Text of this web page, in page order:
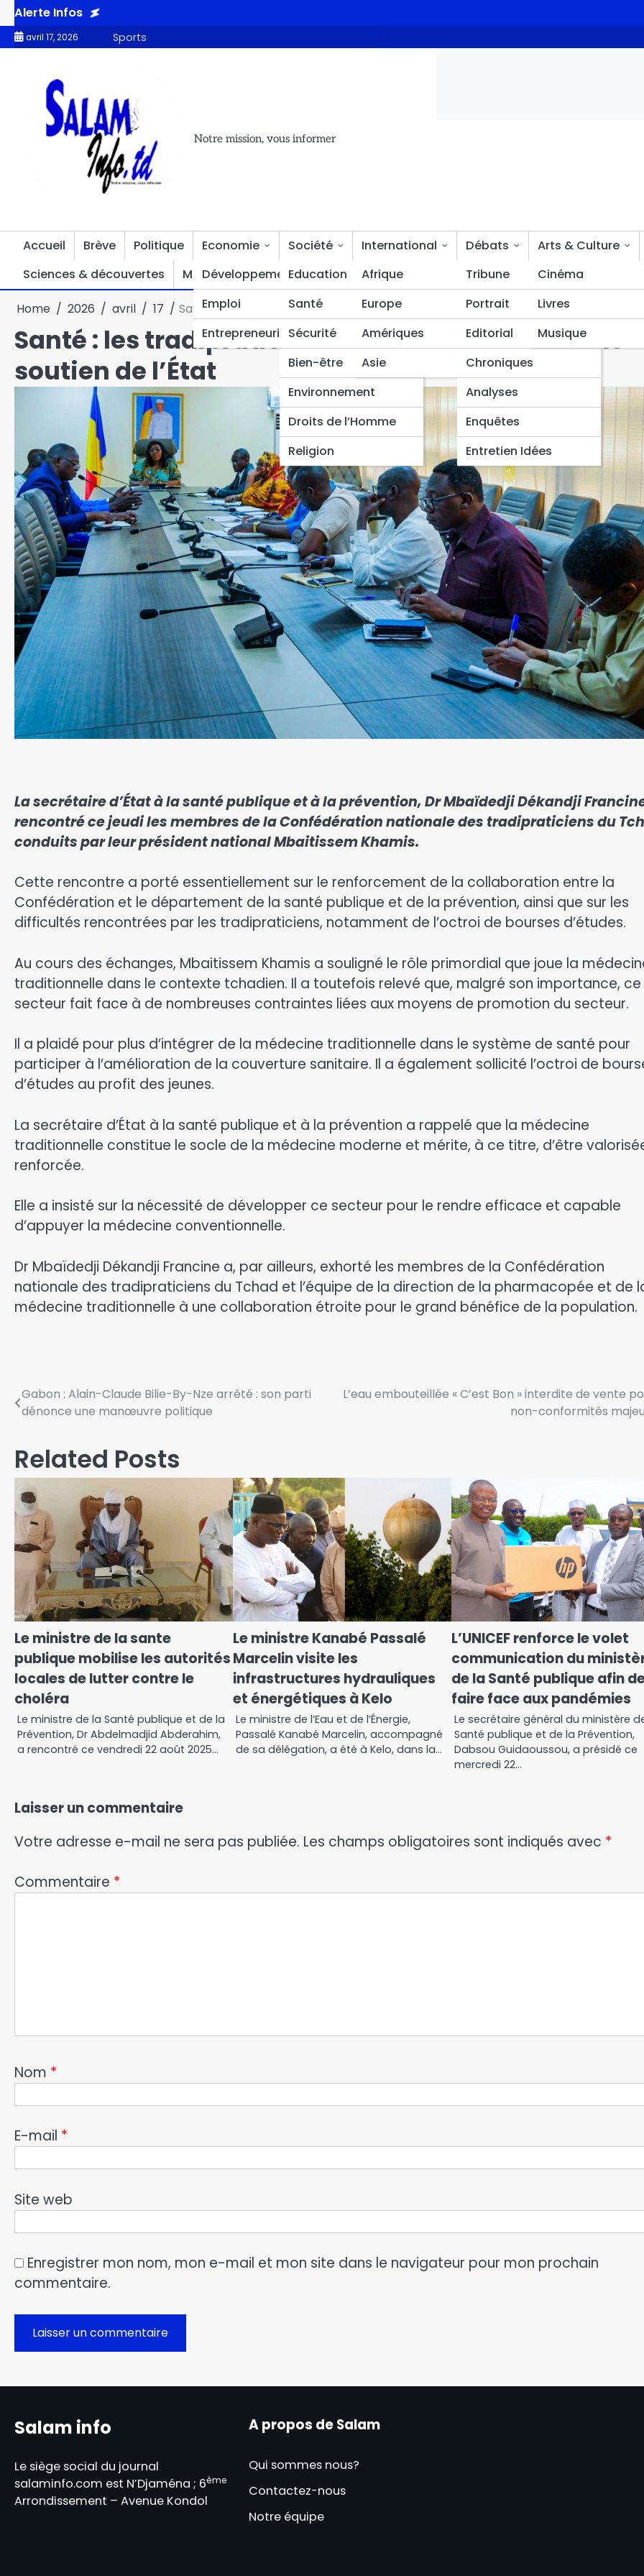
Alerte Infos
Sahel adopté par les députés
avril 17, 2026 Sports
Notre mission, vous informer
Accueil Brève Politique
Economie
Développement
Emploi
Entrepreneuriat
Société
Education
Santé
Sécurité
Bien-être
Environnement
Droits de l’Homme
Religion
International
Afrique
Europe
Amériques
Asie
Débats
Tribune
Portrait
Editorial
Chroniques
Analyses
Enquêtes
Entretien Idées
Arts & Culture
Cinéma
Livres
Musique
Sciences & découvertes
Multimédia Divers Bien-être
Home 2026 avril 17 Santé : les tradipraticiens tchadiens sollicitent le soutien de l’État
Santé : les tradipraticiens tchadiens sollicitent le
soutien de l’État
La secrétaire d’État à la santé publique et à la prévention, Dr Mbaïdedji Dékandji
rencontré ce jeudi les membres de la Confédération nationale des tradipraticiens du
conduits par leur président national Mbaitissem Khamis.
Cette rencontre a porté essentiellement sur le renforcement de la collaboration entre la
Confédération et le département de la santé publique et de la prévention, ainsi que sur les
difficultés rencontrées par les tradipraticiens, notamment de l’octroi de bourses d’études.
Au cours des échanges, Mbaitissem Khamis a souligné le rôle primordial que joue la
traditionnelle dans le contexte tchadien. Il a toutefois relevé que, malgré son importance, ce
secteur fait face à de nombreuses contraintes liées aux moyens de promotion du secteur.
Il a plaidé pour plus d’intégrer de la médecine traditionnelle dans le système de santé pour
participer à l’amélioration de la couverture sanitaire. Il a également sollicité l’octroi de
d’études au profit des jeunes.
La secrétaire d’État à la santé publique et à la prévention a rappelé que la médecine
traditionnelle constitue le socle de la médecine moderne et mérite, à ce titre, d’être
renforcée.
Elle a insisté sur la nécessité de développer ce secteur pour le rendre efficace et capable
d’appuyer la médecine conventionnelle.
Dr Mbaïdedji Dékandji Francine a, par ailleurs, exhorté les membres de la Confédération
nationale des tradipraticiens du Tchad et l’équipe de la direction de la pharmacopée et de
médecine traditionnelle à une collaboration étroite pour le grand bénéfice de la population.
Gabon : Alain-Claude Bilie-By-Nze arrêté : son parti
dénonce une manœuvre politique
L’eau embouteillée « C’est Bon » interdite de vente
non-conformités
Related Posts
Le ministre de la sante
publique mobilise les autorités
locales de lutter contre le
choléra
Le ministre de la Santé publique et de la
Prévention, Dr Abdelmadjid Abderahim,
a rencontré ce vendredi 22 août 2025…
Le ministre Kanabé Passalé
Marcelin visite les
infrastructures hydrauliques
et énergétiques à Kelo
Le ministre de l’Eau et de l’Énergie,
Passalé Kanabé Marcelin, accompagné
de sa délégation, a été à Kelo, dans la…
L’UNICEF renforce le volet
communication du
de la Santé publique afin
faire face aux pandémies
Le secrétaire général du ministère
Santé publique et de la Prévention,
Dabsou Guidaoussou, a présidé ce
mercredi 22…
Laisser un commentaire
Votre adresse e-mail ne sera pas publiée. Les champs obligatoires sont indiqués avec *
Commentaire *
Nom *
E-mail *
Site web
Enregistrer mon nom, mon e-mail et mon site dans le navigateur pour mon prochain
commentaire.
Salam info
Le siège social du journal
salaminfo.com est N’Djaména ; 6ème
Arrondissement – Avenue Kondol
A propos de Salam
Qui sommes nous?
Contactez-nous
Notre équipe